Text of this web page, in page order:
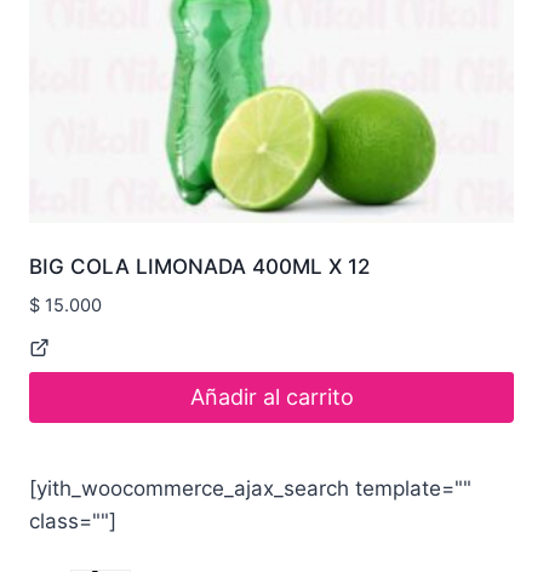
BIG COLA LIMONADA 400ML X 12
$ 15.000
Añadir al carrito
[yith_woocommerce_ajax_search template=""
class=""]